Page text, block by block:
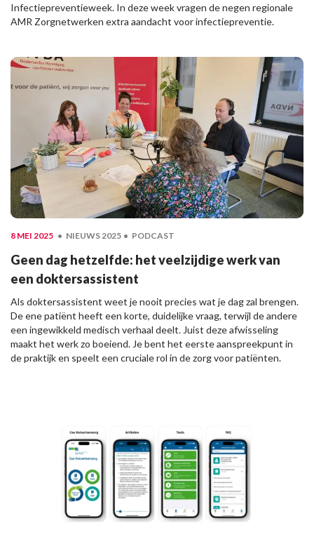
Infectiepreventieweek. In deze week vragen de negen regionale
AMR Zorgnetwerken extra aandacht voor infectiepreventie.
8 MEI 2025 NIEUWS 2025 PODCAST
Geen dag hetzelfde: het veelzijdige werk van
een doktersassistent
Als doktersassistent weet je nooit precies wat je dag zal brengen.
De ene patiënt heeft een korte, duidelijke vraag, terwijl de andere
een ingewikkeld medisch verhaal deelt. Juist deze afwisseling
maakt het werk zo boeiend. Je bent het eerste aanspreekpunt in
de praktijk en speelt een cruciale rol in de zorg voor patiënten.